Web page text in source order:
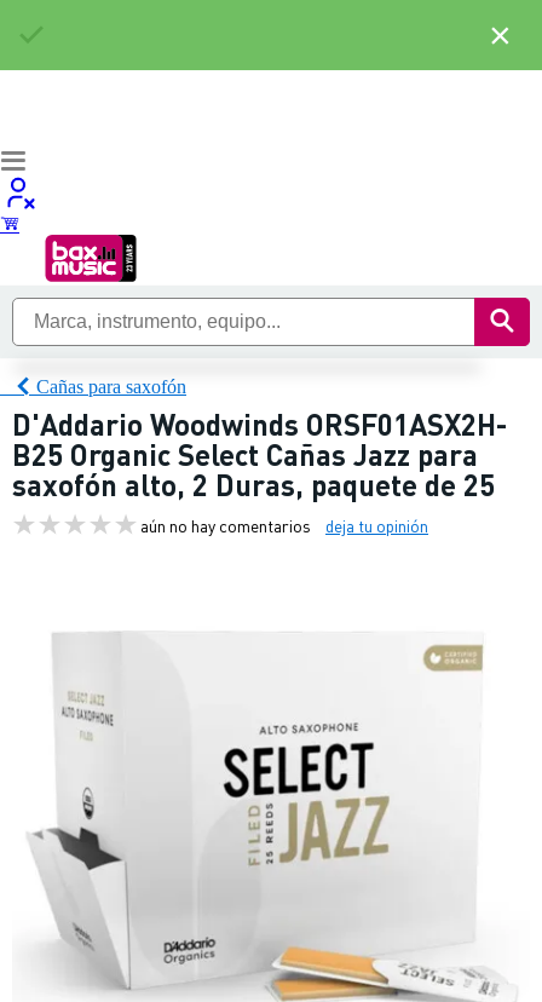
Cañas para saxofón
D'Addario Woodwinds ORSF01ASX2H-
B25 Organic Select Cañas Jazz para
saxofón alto, 2 Duras, paquete de 25
aún no hay comentarios deja tu opinión
×